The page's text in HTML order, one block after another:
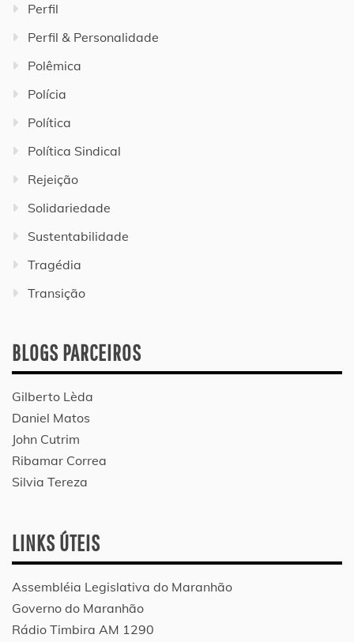
Perfil
Perfil & Personalidade
Polêmica
Polícia
Política
Política Sindical
Rejeição
Solidariedade
Sustentabilidade
Tragédia
Transição
BLOGS PARCEIROS
Gilberto Lèda
Daniel Matos
John Cutrim
Ribamar Correa
Silvia Tereza
LINKS ÚTEIS
Assembléia Legislativa do Maranhão
Governo do Maranhão
Rádio Timbira AM 1290